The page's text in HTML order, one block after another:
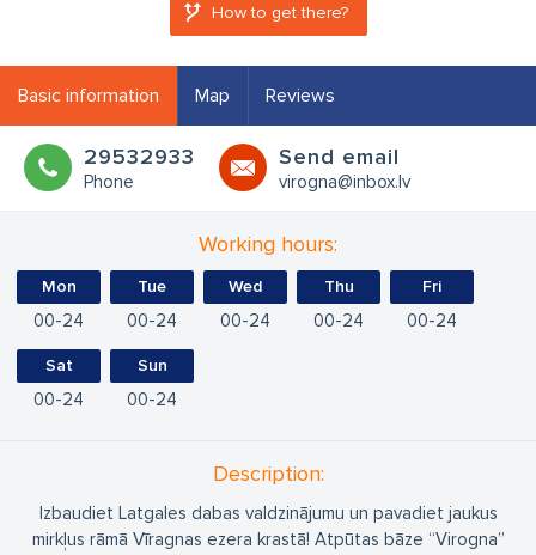
How to get there?
Basic information Map Reviews
29532933
Phone
Send email
virogna@inbox.lv
Working hours:
Mon
00 24
Tue
00 24
Wed
00 24
Thu
00 24
Fri
00 24
Sat
00 24
Sun
00 24
Description:
Izbaudiet Latgales dabas valdzinājumu un pavadiet jaukus
mirkļus rāmā Vīragnas ezera krastā! Atpūtas bāze “Virogna”